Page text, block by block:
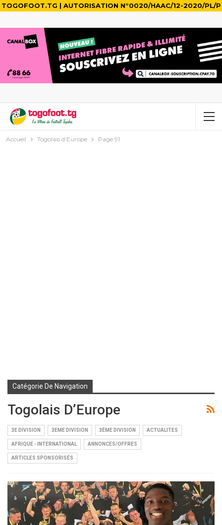
TOGOFOOT.TG | AUTORISATION N°0020/HAAC/12-2020/PL/P
Accueil Togolais d’Europe Page 91
Catégorie De Navigation
Togolais D’Europe
3E DIVISION 3EME DIVISION 3ÈME DIVISION ACTUALITES
AFRIQUE - INTERNATIONAL ANNONCES/OFFRES
ARTICLES SPONSORISÉS